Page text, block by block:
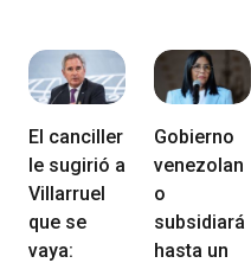
El canciller
le sugirió a
Villarruel
que se
vaya:
Gobierno
venezolan
o
subsidiará
hasta un